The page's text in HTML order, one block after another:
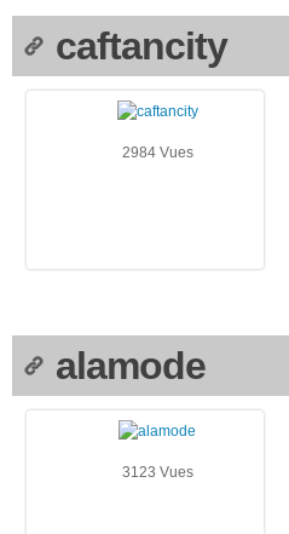
caftancity
2984 Vues
alamode
3123 Vues